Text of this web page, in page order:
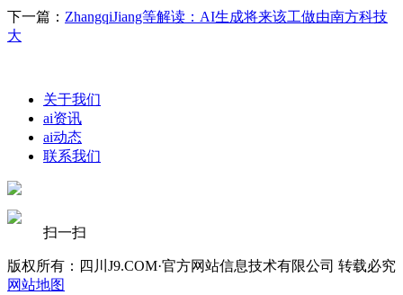
下一篇： ZhangqiJiang等解读：AI生成将来该工做由南方科技
大
关于我们
ai资讯
ai动态
联系我们
扫一扫
版权所有：四川J9.COM·官方网站信息技术有限公司 转载必究
网站地图